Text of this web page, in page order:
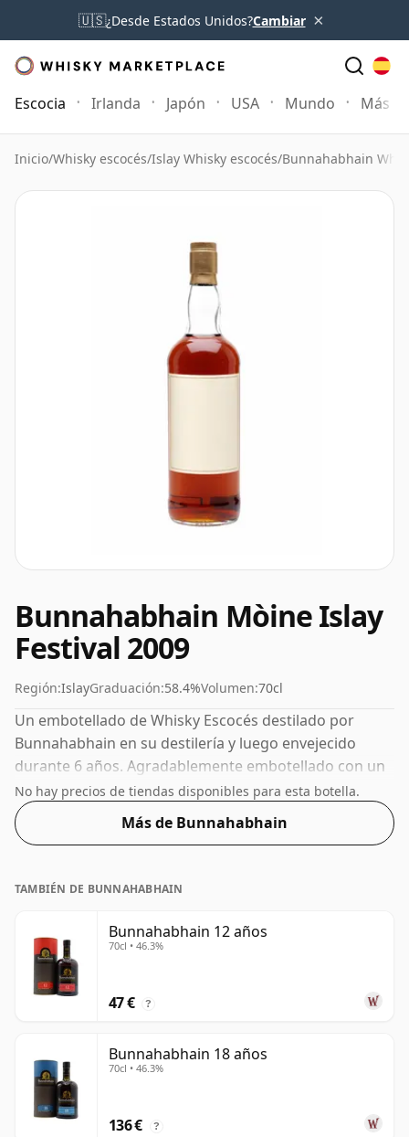
🇺🇸¿Desde Estados Unidos?Cambiar ×
Escocia Irlanda Japón USA Mundo Más
Inicio/Whisky escocés/Islay Whisky escocés/Bunnahabhain
Bunnahabhain Mòine Islay
Festival 2009
Región:IslayGraduación:58.4%Volumen:70cl
Un embotellado de Whisky Escocés destilado por
Bunnahabhain en su destilería y luego envejecido
durante 6 años. Agradablemente embotellado con un
58,4% ABV, sin duda necesitarás unas gotas de agua
de buena calidad para liberar los favores.
No hay precios de tiendas disponibles para esta botella.
Más de Bunnahabhain
TAMBIÉN DE BUNNAHABHAIN
Bunnahabhain 12 años
70cl • 46.3%
47 € ?
Bunnahabhain 18 años
70cl • 46.3%
136 € ?